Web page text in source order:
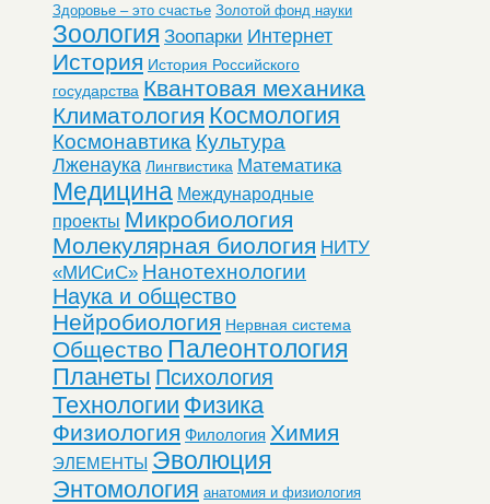
Здоровье – это счастье Золотой фонд науки
Зоология Зоопарки Интернет
История История Российского
государства Квантовая механика
Климатология Космология
Космонавтика Культура
Лженаука Лингвистика Математика
Медицина Международные
проекты Микробиология
Молекулярная биология НИТУ
«МИСиС» Нанотехнологии
Наука и общество
Нейробиология Нервная система
Общество Палеонтология
Планеты Психология
Технологии Физика
Физиология Филология Химия
ЭЛЕМЕНТЫ Эволюция
Энтомология анатомия и физиология